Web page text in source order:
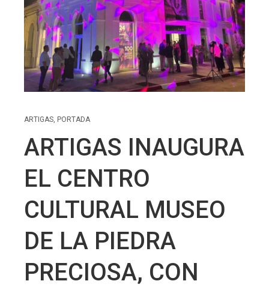
ARTIGAS, PORTADA
ARTIGAS INAUGURA
EL CENTRO
CULTURAL MUSEO
DE LA PIEDRA
PRECIOSA, CON